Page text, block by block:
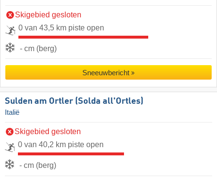
Skigebied gesloten
0 van 43,5 km piste open
- cm (berg)
Sneeuwbericht
Sulden am Ortler (Solda all'Ortles)
Italië
Skigebied gesloten
0 van 40,2 km piste open
- cm (berg)